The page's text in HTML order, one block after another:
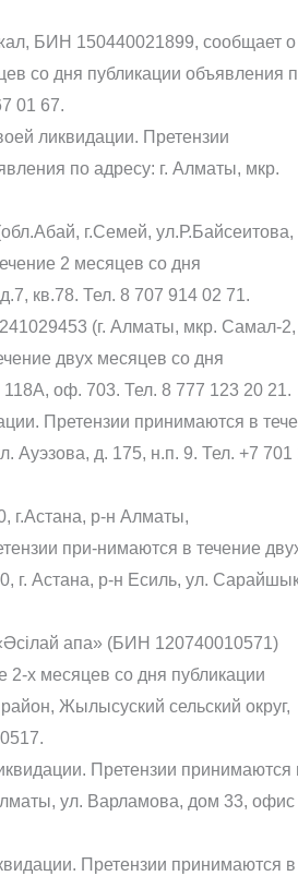
БИН 150440021899, сообщает о
со дня публикации объявления
01 67.
ликвидации. Претензии
по адресу: г. Алматы, мкр.
г.Семей, ул.Р.Байсеитова,
2 месяцев со дня
кв.78. Тел. 8 707 914 02 71.
(г. Алматы, мкр. Самал-2,
двух месяцев со дня
оф. 703. Тел. 8 777 123 20 21.
Претензии принимаются в
Ауэзова, д. 175, н.п. 9. Тел. +7 701
г.Астана, р-н Алматы,
при-нимаются в течение
г. Астана, р-н Есиль, ул.
апа» (БИН 120740010571)
2-х месяцев со дня публикации
Жылысуский сельский округ,
Претензии принимаются
ул. Варламова, дом 33, офис
Претензии принимаются в